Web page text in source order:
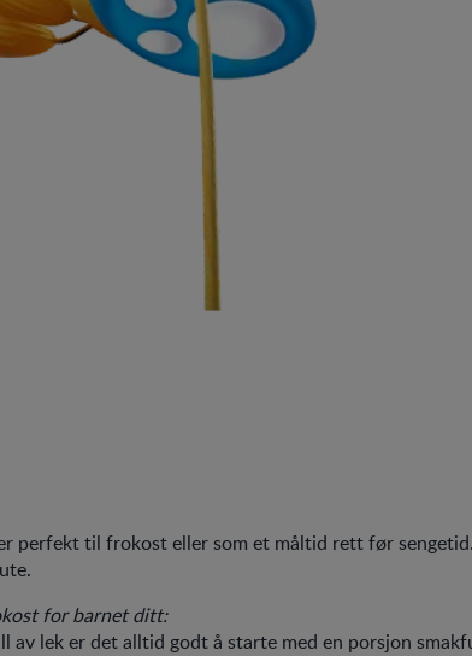
perfekt til frokost eller som et måltid rett før
for barnet ditt:
av lek er det alltid godt å starte med en porsjon